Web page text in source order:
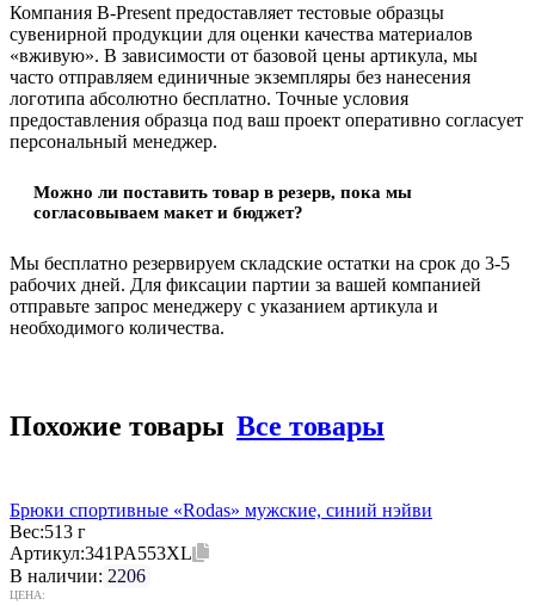
Компания B-Present предоставляет тестовые образцы
сувенирной продукции для оценки качества материалов
«вживую». В зависимости от базовой цены артикула, мы
часто отправляем единичные экземпляры без нанесения
логотипа абсолютно бесплатно. Точные условия
предоставления образца под ваш проект оперативно согласует
персональный менеджер.
Можно ли поставить товар в резерв, пока мы
согласовываем макет и бюджет?
Мы бесплатно резервируем складские остатки на срок до 3-5
рабочих дней. Для фиксации партии за вашей компанией
отправьте запрос менеджеру с указанием артикула и
необходимого количества.
Похожие товары Все товары
Брюки спортивные «Rodas» мужские, синий нэйви
Вес:513 г
Артикул:341PA553XL
В наличии: 2206
ЦЕНА: